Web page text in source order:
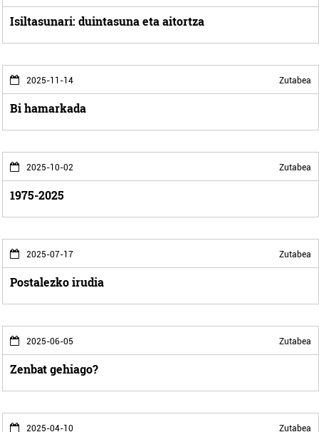
Isiltasunari: duintasuna eta aitortza
2025-11-14 Zutabea
Bi hamarkada
2025-10-02 Zutabea
1975-2025
2025-07-17 Zutabea
Postalezko irudia
2025-06-05 Zutabea
Zenbat gehiago?
2025-04-10 Zutabea